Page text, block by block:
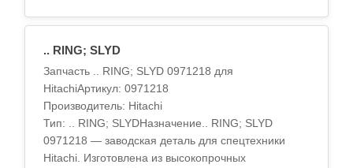
.. RING; SLYD
Запчасть .. RING; SLYD 0971218 для
HitachiАртикул: 0971218
Производитель: Hitachi
Тип: .. RING; SLYDНазначение.. RING; SLYD
0971218 — заводская деталь для спецтехники
Hitachi. Изготовлена из высокопрочных